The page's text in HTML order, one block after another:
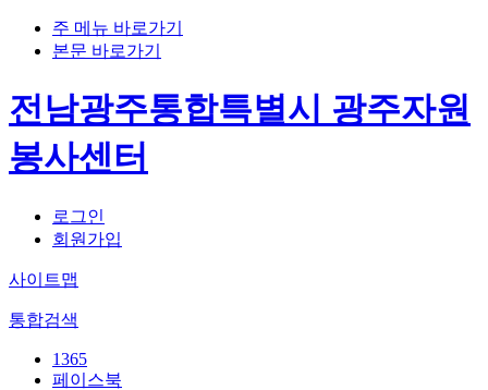
주 메뉴 바로가기
본문 바로가기
전남광주통합특별시 광주자원
봉사센터
로그인
회원가입
사이트맵
통합검색
1365
페이스북